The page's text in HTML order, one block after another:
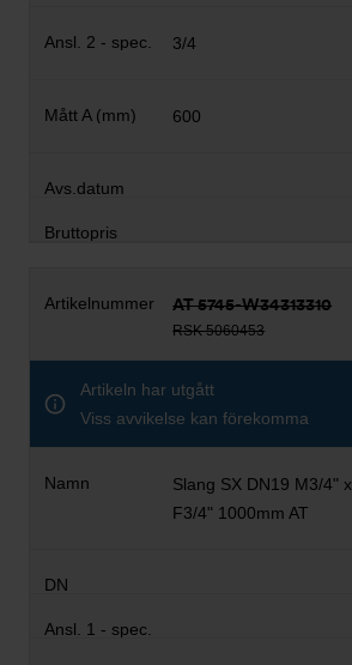
3/4
600
AT 5745-W34313310
RSK 5060453
Artikeln har utgått
Viss avvikelse kan förekomma
Slang SX DN19 M3/4" x
F3/4" 1000mm AT